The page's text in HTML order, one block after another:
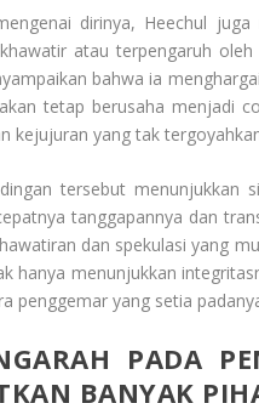
dirinya, Heechul
atau terpengaruh
bahwa ia
tetap berusaha menjadi
kejujuran yang tak
tersebut menunjukkan
tanggapannya dan
dan spekulasi yang
hanya menunjukkan
penggemar yang setia
PADA
BANYAK